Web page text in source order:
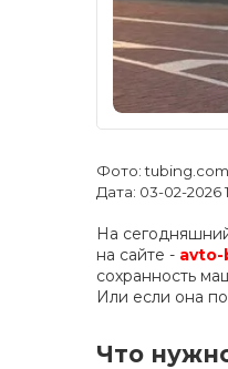
Фото:
Дата: 03-02-2026
На
на сайте - avto-
сохранность
Или если она
Что